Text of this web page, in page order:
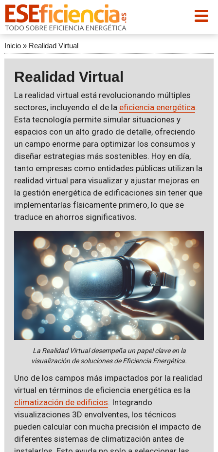
Inicio» Realidad Virtual
Realidad Virtual
La realidad virtual está revolucionando múltiples
sectores, incluyendo el de la eficiencia energética.
Esta tecnología permite simular situaciones y
espacios con un alto grado de detalle, ofreciendo
un campo enorme para optimizar los consumos y
diseñar estrategias más sostenibles. Hoy en día,
tanto empresas como entidades públicas utilizan la
realidad virtual para visualizar y ajustar mejoras en
la gestión energética de edificaciones sin tener que
implementarlas físicamente primero, lo que se
traduce en ahorros significativos.
La Realidad Virtual desempeña un papel clave en la
visualización de soluciones de Eficiencia Energética.
Uno de los campos más impactados por la realidad
virtual en términos de eficiencia energética es la
climatización de edificios. Integrando
visualizaciones 3D envolventes, los técnicos
pueden calcular con mucha precisión el impacto de
diferentes sistemas de climatización antes de